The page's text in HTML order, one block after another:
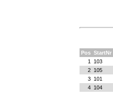
Pos StartNr
1
103
2
105
3
101
4
104